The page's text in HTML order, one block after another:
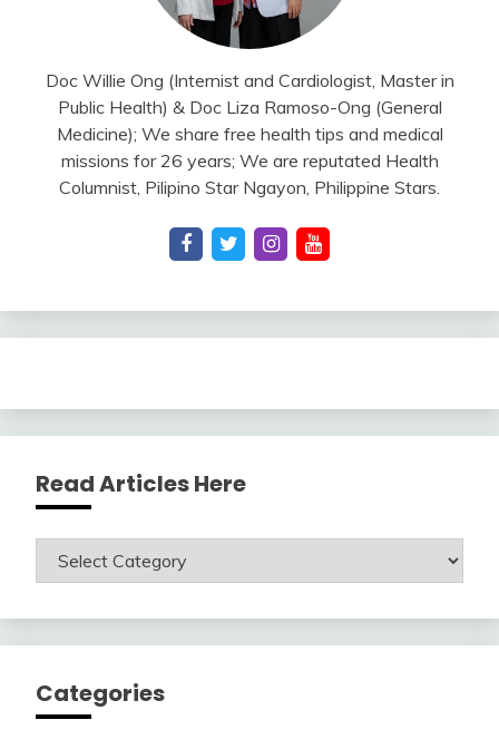
Doc Willie Ong (Internist and Cardiologist, Master in
Public Health) & Doc Liza Ramoso-Ong (General
Medicine); We share free health tips and medical
missions for 26 years; We are reputated Health
Columnist, Pilipino Star Ngayon, Philippine Stars.
Read Articles Here
Read
Articles
Categories